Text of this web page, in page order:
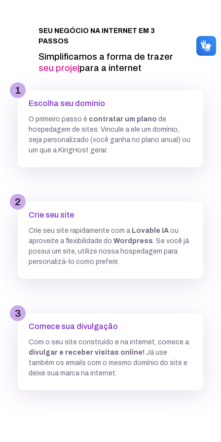
Informações técnicas
Banco de dados MySQL ilimitados
7,7GB 12,5 GB
Múltiplas versões do PHP
Múltiplas versões do ASP
Integração com ferramentas Git
Subdomínios ilimitados
SEU NEGÓCIO NA INTERNET EM 3
PASSOS
Simplificamos a forma de trazer
seu projeto|para a internet
1
Escolha seu domínio
O primeiro passo é contratar um plano de
hospedagem de sites. Vincule a ele um domínio,
seja personalizado (você ganha no plano anual) ou
um que a KingHost gerar.
2
Crie seu site
Crie seu site rapidamente com a Lovable IA ou
aproveite a flexibilidade do Wordpress . Se você já
possui um site, utilize nossa hospedagem para
personalizá-lo como preferir.
3
Comece sua divulgação
Com o seu site construído e na internet, comece a
divulgar e receber visitas online! Já use
também os emails com o mesmo domínio do site e
deixe sua marca na internet.